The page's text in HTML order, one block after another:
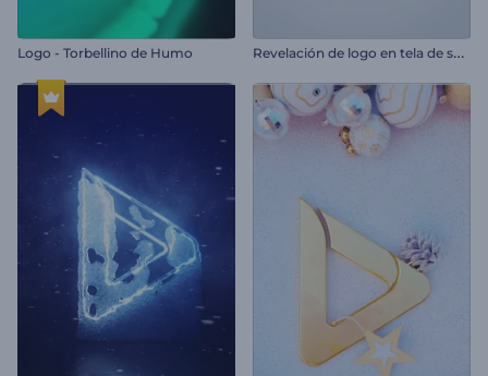
Logo - Torbellino de Humo R
evelación de logo en tela de seda